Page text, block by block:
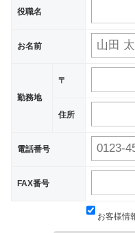
役職名
お名前
勤務地
〒
住所
電話番号
FAX番号
お客様情